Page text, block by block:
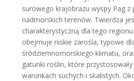
surowego krajobrazu wyspy Pag z
nadmorskich terenów. Twierdza
charakterystyczną dla tego
obejmuje niskie zarośla, typowe
śródziemnomorskiego klimatu,
gatunki roślin, które
warunkach suchych i skalistych.